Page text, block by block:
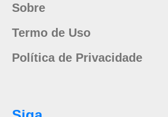
Sobre
Termo de Uso
Política de Privacidade